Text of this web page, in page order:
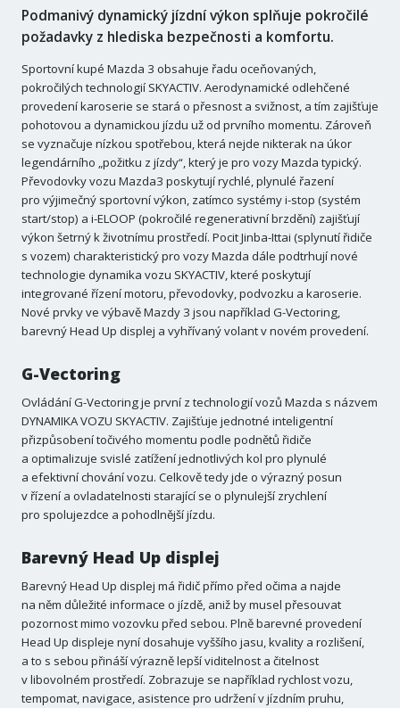
Podmanivý dynamický jízdní výkon splňuje pokročilé
požadavky z hlediska bezpečnosti a komfortu.
Sportovní kupé Mazda 3 obsahuje řadu oceňovaných,
pokročilých technologií SKYACTIV. Aerodynamické odlehčené
provedení karoserie se stará o přesnost a svižnost, a tím zajišťuje
pohotovou a dynamickou jízdu už od prvního momentu. Zároveň
se vyznačuje nízkou spotřebou, která nejde nikterak na úkor
legendárního „požitku z jízdy“, který je pro vozy Mazda typický.
Převodovky vozu Mazda3 poskytují rychlé, plynulé řazení
pro výjimečný sportovní výkon, zatímco systémy i-stop (systém
start/stop) a i-ELOOP (pokročilé regenerativní brzdění) zajišťují
výkon šetrný k životnímu prostředí. Pocit Jinba-Ittai (splynutí řidiče
s vozem) charakteristický pro vozy Mazda dále podtrhují nové
technologie dynamika vozu SKYACTIV, které poskytují
integrované řízení motoru, převodovky, podvozku a karoserie.
Nové prvky ve výbavě Mazdy 3 jsou například G-Vectoring,
barevný Head Up displej a vyhřívaný volant v novém provedení.
G-Vectoring
Ovládání G-Vectoring je první z technologií vozů Mazda s názvem
DYNAMIKA VOZU SKYACTIV. Zajišťuje jednotné inteligentní
přizpůsobení točivého momentu podle podnětů řidiče
a optimalizuje svislé zatížení jednotlivých kol pro plynulé
a efektivní chování vozu. Celkově tedy jde o výrazný posun
v řízení a ovladatelnosti starající se o plynulejší zrychlení
pro spolujezdce a pohodlnější jízdu.
Barevný Head Up displej
Barevný Head Up displej má řidič přímo před očima a najde
na něm důležité informace o jízdě, aniž by musel přesouvat
pozornost mimo vozovku před sebou. Plně barevné provedení
Head Up displeje nyní dosahuje vyššího jasu, kvality a rozlišení,
a to s sebou přináší výrazně lepší viditelnost a čitelnost
v libovolném prostředí. Zobrazuje se například rychlost vozu,
tempomat, navigace, asistence pro udržení v jízdním pruhu,